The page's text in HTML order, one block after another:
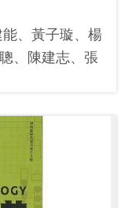
、黃子璇、楊
、陳建志、張